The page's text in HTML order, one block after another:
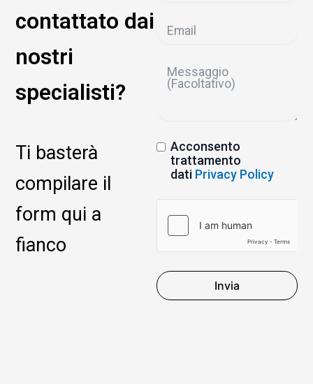
contattato dai
nostri
specialisti?
Ti basterà
compilare il
form qui a
fianco
Acconsento
trattamento
dati Privacy Policy
Invia